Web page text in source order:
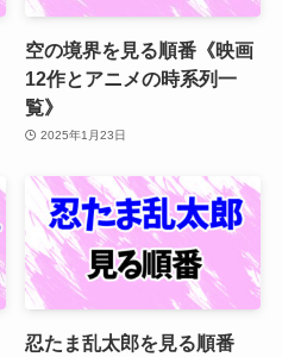
空の境界を見る順番《映画
12作とアニメの時系列一
覧》
2025年1月23日
忍たま乱太郎を見る順番